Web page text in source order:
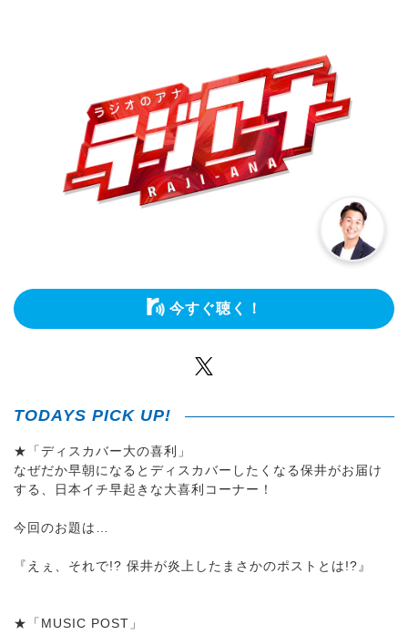
今すぐ聴く！
TODAYS PICK UP!
★「ディスカバー大の喜利」
なぜだか早朝になるとディスカバーしたくなる保井がお届け
する、日本イチ早起きな大喜利コーナー！
今回のお題は…
『えぇ、それで!? 保井が炎上したまさかのポストとは!?』
★「MUSIC POST」